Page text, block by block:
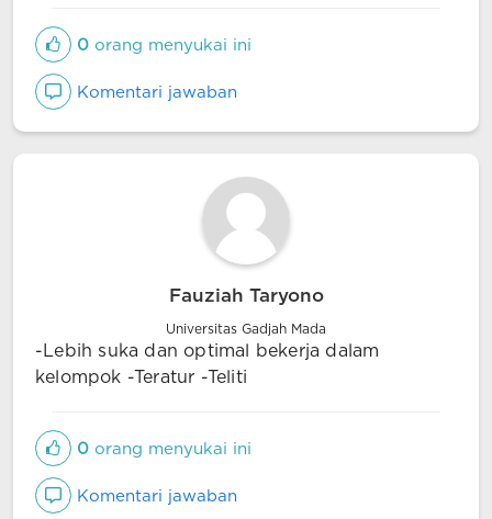
0 orang menyukai ini
Komentari jawaban
Fauziah Taryono
Universitas Gadjah Mada
-Lebih suka dan optimal bekerja dalam
kelompok -Teratur -Teliti
0 orang menyukai ini
Komentari jawaban